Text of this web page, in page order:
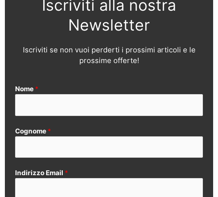
Iscriviti alla nostra
Newsletter
Iscriviti se non vuoi perderti i prossimi articoli e le
prossime offerte!
Nome *
Cognome *
Indirizzo Email *